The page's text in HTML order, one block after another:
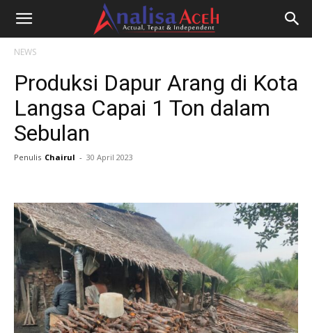
NEWS
Produksi Dapur Arang di Kota
Langsa Capai 1 Ton dalam
Sebulan
Penulis Chairul - 30 April 2023